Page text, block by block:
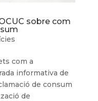
sobre com
com a
informativa de
de consum
de